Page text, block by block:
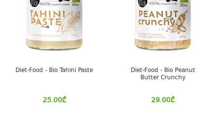
Diet-Food - Bio Tahini Paste
25.00₾
Diet-Food - Bio Peanut
Butter Crunchy
29.00₾